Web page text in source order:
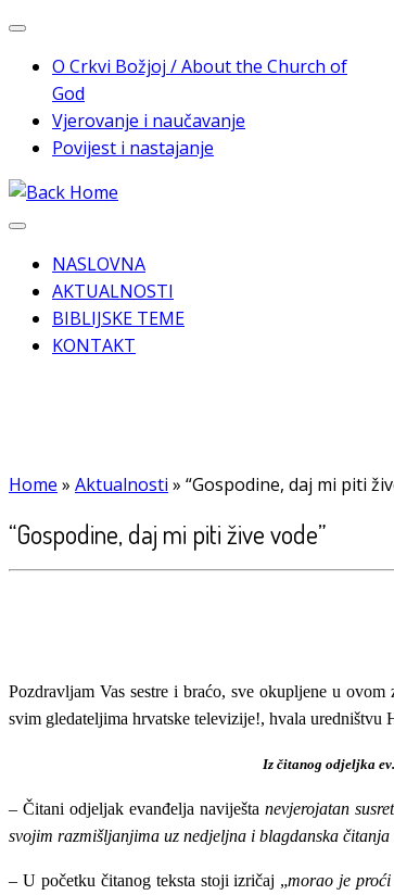
Skip
contentO Crkvi Božjoj / About the Church of
God
Vjerovanje i naučavanje
Povijest i nastajanje
NASLOVNA
AKTUALNOSTI
BIBLIJSKE TEME
KONTAKT
Home » Aktualnosti » “Gospodine, daj mi piti
“Gospodine, daj mi piti žive vode”
Pozdravljam Vas sestre i braćo, sve okupljene u
svim gledateljima hrvatske televizije!, hvala uredništvu
Iz čitanog odjeljka
– Čitani odjeljak evanđelja naviješta nevjerojatan susret
svojim razmišljanjima uz nedjeljna i blagdanska čitanja
– U početku čitanog teksta stoji izričaj „morao je